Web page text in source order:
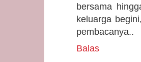
bersama
keluarga
pembacanya..
Balas